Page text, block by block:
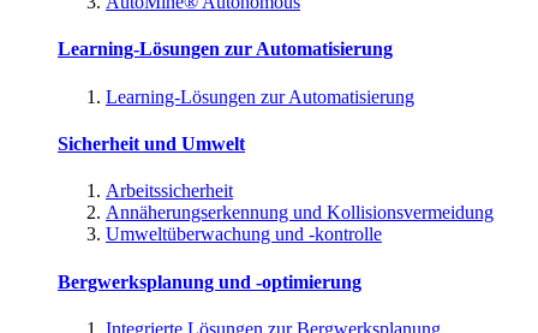
Learning-Lösungen zur Automatisierung
Learning-Lösungen zur Automatisierung
Sicherheit und Umwelt
Arbeitssicherheit
Annäherungserkennung und Kollisionsvermeidung
Umweltüberwachung und -kontrolle
Bergwerksplanung und -optimierung
Integrierte Lösungen zur Bergwerksplanung